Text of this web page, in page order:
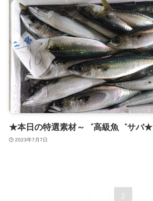
★本日の特選素材～゛高級魚゛サバ★
2023年7月7日
2